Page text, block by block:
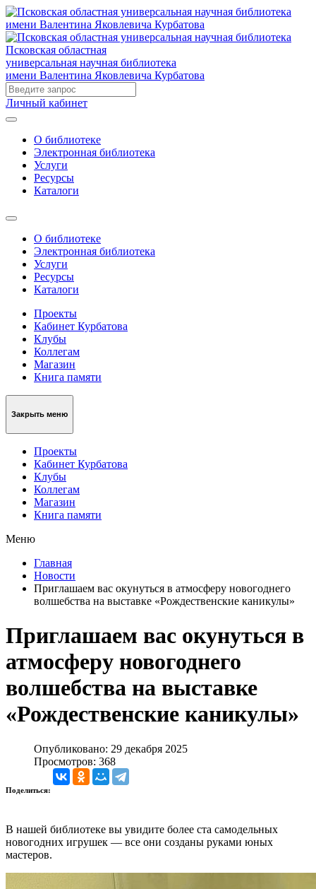
Псковская областная
универсальная научная библиотека
имени Валентина Яковлевича Курбатова
Личный кабинет
О библиотеке
Электронная библиотека
Услуги
Ресурсы
Каталоги
О библиотеке
Электронная библиотека
Услуги
Ресурсы
Каталоги
Проекты
Кабинет Курбатова
Клубы
Коллегам
Магазин
Книга памяти
Закрыть меню
Проекты
Кабинет Курбатова
Клубы
Коллегам
Магазин
Книга памяти
Меню
Главная
Новости
Приглашаем вас окунуться в атмосферу новогоднего
волшебства на выставке «Рождественские каникулы»
Приглашаем вас окунуться в
атмосферу новогоднего
волшебства на выставке
«Рождественские каникулы»
Опубликовано: 29 декабря 2025
Просмотров: 368
Поделиться:
В нашей библиотеке вы увидите более ста самодельных
новогодних игрушек — все они созданы руками юных
мастеров.